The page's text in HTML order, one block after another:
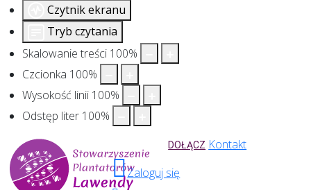
Czytnik ekranu
Tryb czytania
Skalowanie treści 100%
Czcionka 100%
Wysokość linii 100%
Odstęp liter 100%
DOŁĄCZ Kontakt
Zaloguj się